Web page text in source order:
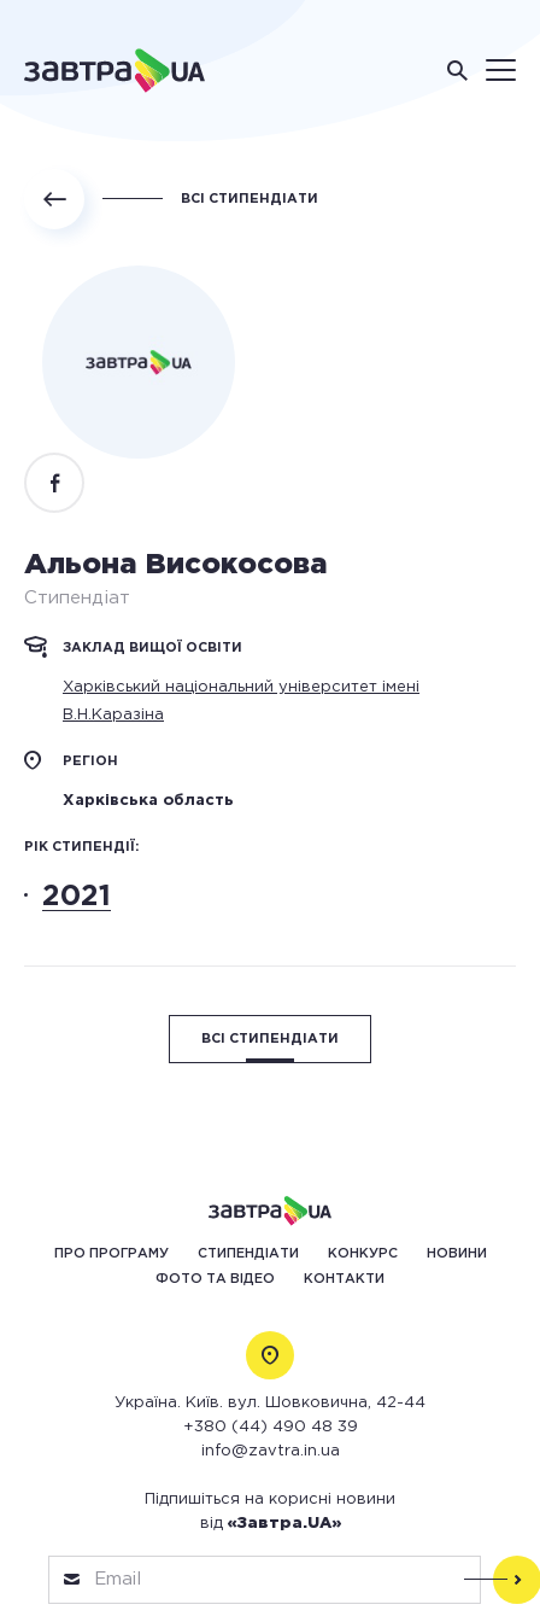
ВСІ СТИПЕНДІАТИ
Альона Високосова
Стипендіат
ЗАКЛАД ВИЩОЇ ОСВІТИ
Харківський національний університет імені
В.Н.Каразіна
РЕГІОН
Харківська область
РІК СТИПЕНДІЇ:
2021
ВСІ СТИПЕНДІАТИ
ПРО ПРОГРАМУ СТИПЕНДІАТИ КОНКУРС НОВИНИ
ФОТО ТА ВІДЕО КОНТАКТИ
Україна. Київ. вул. Шовковична, 42-44
+380 (44) 490 48 39
info@zavtra.in.ua
Підпишіться на корисні новини
від «Завтра.UA»